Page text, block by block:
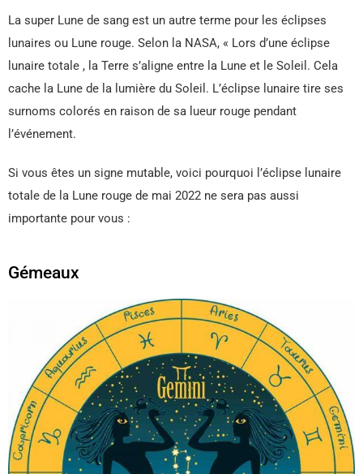
La super Lune de sang est un autre terme pour les éclipses
lunaires ou Lune rouge. Selon la NASA, « Lors d’une éclipse
lunaire totale , la Terre s’aligne entre la Lune et le Soleil. Cela
cache la Lune de la lumière du Soleil. L’éclipse lunaire tire ses
surnoms colorés en raison de sa lueur rouge pendant
l’événement.
Si vous êtes un signe mutable, voici pourquoi l’éclipse lunaire
totale de la Lune rouge de mai 2022 ne sera pas aussi
importante pour vous :
Gémeaux